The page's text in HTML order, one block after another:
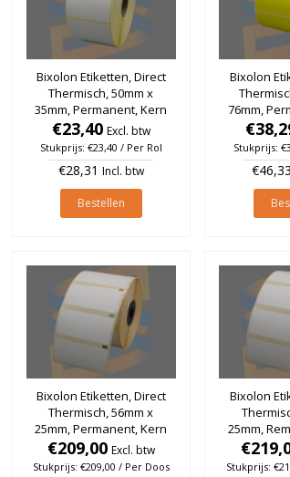
Bixolon Etiketten, Direct
Thermisch, 50mm x
35mm, Permanent, Kern
25mm, rol à 1.500 stuks
€23,40 Excl. btw
Stukprijs: €23,40 / Per Rol
€28,31 Incl. btw
Bestellen
Bixolon
76mm,
25mm,
Stukprijs:
€46,33
Bixolon Etiketten, Direct
Thermisch, 56mm x
25mm, Permanent, Kern
25mm, rol à 1.000 stuks
(Per doos)
€209,00 Excl. btw
Stukprijs: €209,00 / Per Doos
Bixolon
25mm,
25mm, rol
Stukprijs: